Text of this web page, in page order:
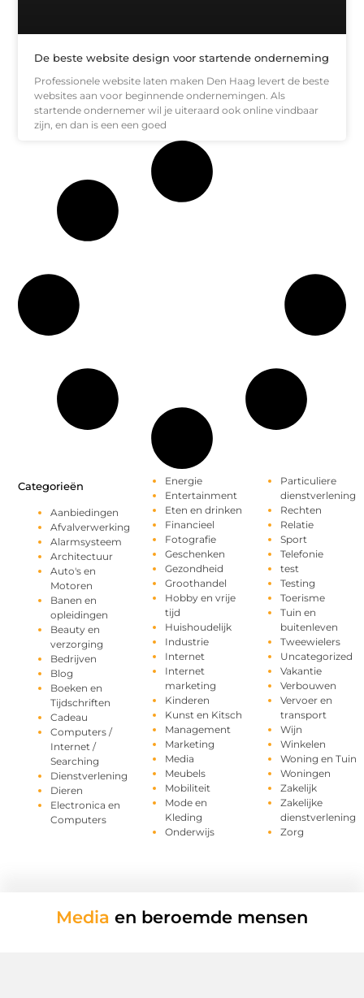
De beste website design voor startende onderneming
Professionele website laten maken Den Haag levert de beste
websites aan voor beginnende ondernemingen. Als
startende ondernemer wil je uiteraard ook online vindbaar
zijn, en dan is een een goed
Categorieën
Aanbiedingen
Afvalverwerking
Alarmsysteem
Architectuur
Auto's en
Motoren
Banen en
opleidingen
Beauty en
verzorging
Bedrijven
Blog
Boeken en
Tijdschriften
Cadeau
Computers /
Internet /
Searching
Dienstverlening
Dieren
Electronica en
Computers
Energie
Entertainment
Eten en drinken
Financieel
Fotografie
Geschenken
Gezondheid
Groothandel
Hobby en vrije
tijd
Huishoudelijk
Industrie
Internet
Internet
marketing
Kinderen
Kunst en Kitsch
Management
Marketing
Media
Meubels
Mobiliteit
Mode en
Kleding
Onderwijs
Particuliere
dienstverlening
Rechten
Relatie
Sport
Telefonie
test
Testing
Toerisme
Tuin en
buitenleven
Tweewielers
Uncategorized
Vakantie
Verbouwen
Vervoer en
transport
Wijn
Winkelen
Woning en Tuin
Woningen
Zakelijk
Zakelijke
dienstverlening
Zorg
Media en beroemde mensen